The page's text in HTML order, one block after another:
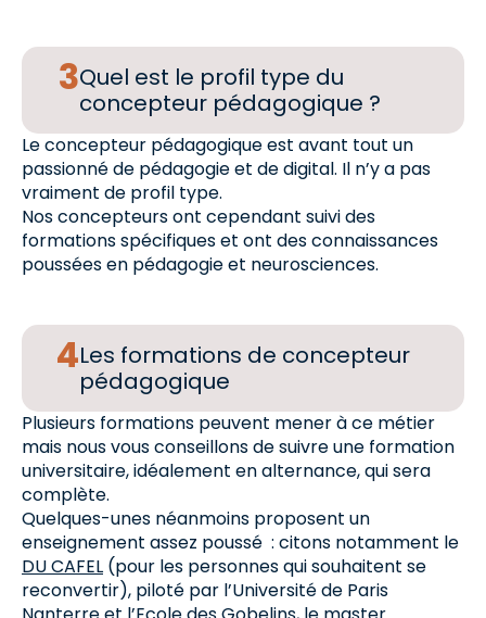
Quel est le profil type du
concepteur pédagogique ?
Le concepteur pédagogique est avant tout un
passionné de pédagogie et de digital. Il n’y a pas
vraiment de profil type.
Nos concepteurs ont cependant suivi des
formations spécifiques et ont des connaissances
poussées en pédagogie et neurosciences.
Les formations de concepteur
pédagogique
Plusieurs formations peuvent mener à ce métier
mais nous vous conseillons de suivre une formation
universitaire, idéalement en alternance, qui sera
complète.
Quelques-unes néanmoins proposent un
enseignement assez poussé : citons notamment le
DU CAFEL (pour les personnes qui souhaitent se
reconvertir), piloté par l’Université de Paris